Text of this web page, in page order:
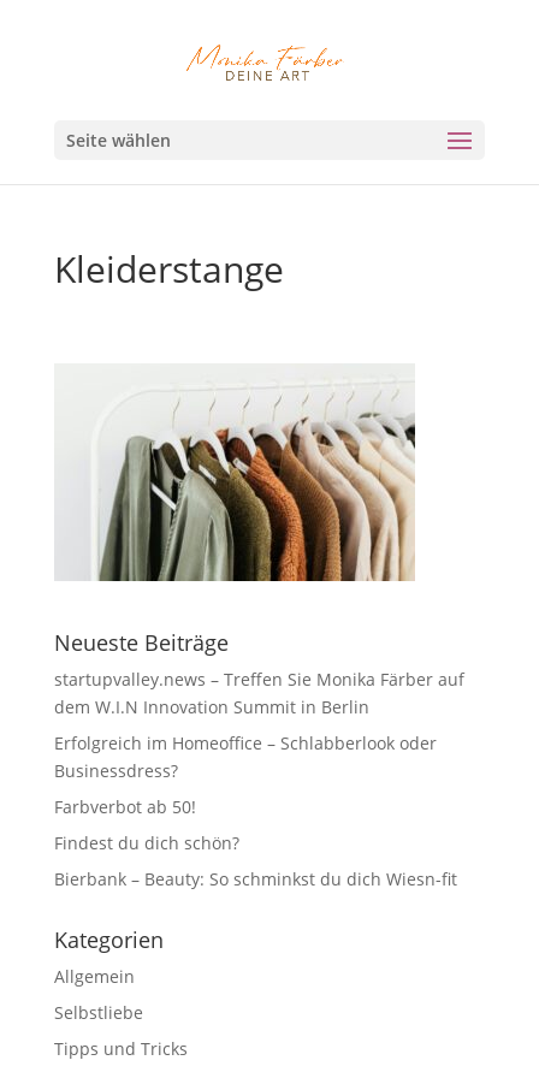
Seite wählen
Kleiderstange
Neueste Beiträge
startupvalley.news – Treffen Sie Monika Färber auf
dem W.I.N Innovation Summit in Berlin
Erfolgreich im Homeoffice – Schlabberlook oder
Businessdress?
Farbverbot ab 50!
Findest du dich schön?
Bierbank – Beauty: So schminkst du dich Wiesn-fit
Kategorien
Allgemein
Selbstliebe
Tipps und Tricks